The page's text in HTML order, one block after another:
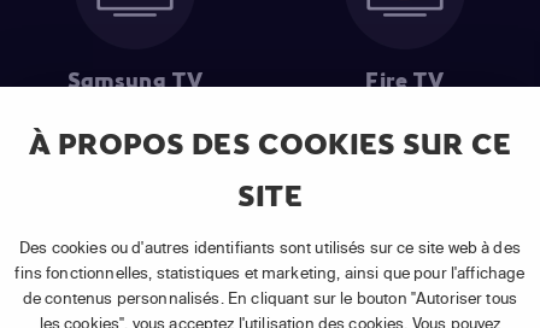
À PROPOS DES COOKIES SUR CE
SITE
Des cookies ou d'autres identifiants sont utilisés sur ce site web à des
fins fonctionnelles, statistiques et marketing, ainsi que pour l'affichage
de contenus personnalisés. En cliquant sur le bouton "Autoriser tous
les cookies", vous acceptez l'utilisation des cookies. Vous pouvez
Samsung TV Fire TV
souscription à un abonnement APP TV Basic.
(2) Prix de l'abonnement : TVA comprise, hors promotion, hors frais
uniques d'activation, hors frais de matériel et hors frais d'installation.
(3) Restart & Replay:Voir toutes les chaînes disposant de cette